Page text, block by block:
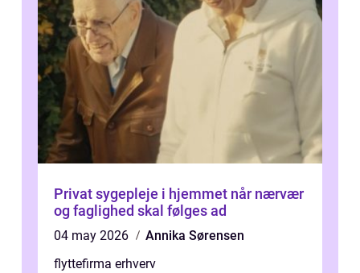
Privat sygepleje i hjemmet når nærvær
og faglighed skal følges ad
04 may 2026
Annika Sørensen
flyttefirma erhverv